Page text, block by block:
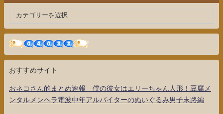
おすすめサイト
おネコさん的まとめ速報 僕の彼女はエリーちゃん人形！豆腐メ
ンタルメンヘラ電波中年アルバイターのぬいぐるみ男子末路編